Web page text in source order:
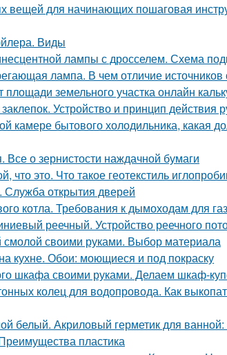
вещей для начинающих пошаговая
Виды
лампы с дросселем. Схема
лампа. В чем отличие источников
площади земельного участка онлайн
Устройство и принцип действия
камере бытового холодильника, какая
о зернистости наждачной бумаги
что это. Что такое геотекстиль
Служба открытия дверей
котла. Требования к дымоходам для
реечный. Устройство реечного
своими руками. Выбор материала
кухне. Обои: моющиеся и под покраску
шкафа своими руками. Делаем шкаф-
колец для водопровода. Как
белый. Акриловый герметик для ванной:
пластика